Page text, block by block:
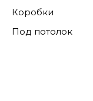
Коробки
Под потолок